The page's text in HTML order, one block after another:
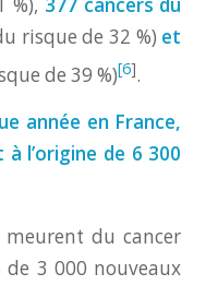
risque de 32 %) et
de 39 %)[6].
année en France,
l’origine de 6 300
du cancer
de 3 000 nouveaux